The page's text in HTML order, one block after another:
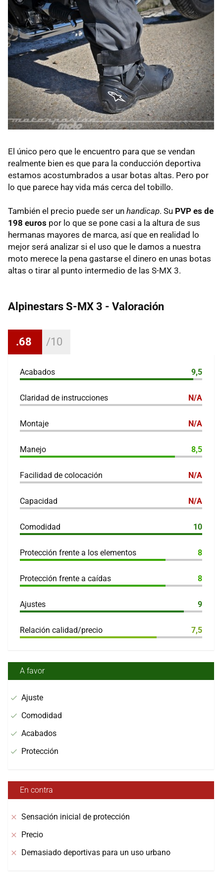
El único pero que le encuentro para que se vendan
realmente bien es que para la conducción deportiva
estamos acostumbrados a usar botas altas. Pero por
lo que parece hay vida más cerca del tobillo.
También el precio puede ser un handicap. Su PVP es de
198 euros por lo que se pone casi a la altura de sus
hermanas mayores de marca, así que en realidad lo
mejor será analizar si el uso que le damos a nuestra
moto merece la pena gastarse el dinero en unas botas
altas o tirar al punto intermedio de las S-MX 3.
Alpinestars S-MX 3 - Valoración
.68
Acabados 9,5
Claridad de instrucciones N/A
Montaje N/A
Manejo 8,5
Facilidad de colocación N/A
Capacidad N/A
Comodidad 10
Protección frente a los elementos 8
Protección frente a caídas 8
Ajustes 9
Relación calidad/precio 7,5
A favor
Ajuste
Comodidad
Acabados
Protección
En contra
Sensación inicial de protección
Precio
Demasiado deportivas para un uso urbano